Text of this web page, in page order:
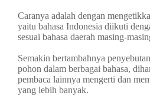
Caranya adalah dengan
yaitu bahasa Indonesia diikuti
sesuai bahasa daerah masing-
Semakin bertambahnya
pohon dalam berbagai bahasa,
pembaca lainnya mengerti dan
yang lebih banyak.